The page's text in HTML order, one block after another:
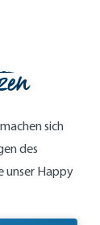
sich
des
unser Happy